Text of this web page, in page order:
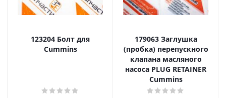
123204 Болт для
Cummins
179063 Заглушка
(пробка) перепускного
клапана масляного
насоса PLUG RETAINER
Cummins